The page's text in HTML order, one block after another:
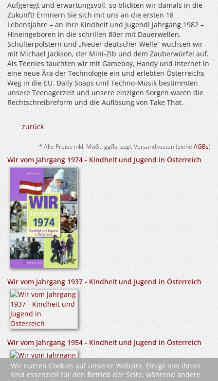
Aufgeregt und erwartungsvoll, so blickten wir damals in die
Zukunft! Erinnern Sie sich mit uns an die ersten 18
Lebensjahre – an Ihre Kindheit und Jugend! Jahrgang 1982 –
Hineingeboren in die schrillen 80er mit Dauerwellen,
Schulterpolstern und „Neuer deutscher Welle“ wuchsen wir
mit Michael Jackson, der Mini-Zib und dem Zauberwürfel auf.
Als Teenies tauchten wir mit Gameboy, Handy und Internet in
eine neue Ära der Technologie ein und erlebten Österreichs
Weg in die EU. Daily Soaps und Techno-Musik bestimmten
unsere Teenagerzeit und unsere einzigen Sorgen waren die
Rechtschreibreform und die Auflösung von Take That.
zurück
* Alle Preise inkl. MwSt. ggfls. zzgl. Versandkosten (siehe AGBs)
Wir vom Jahrgang 1974 - Kindheit und Jugend in Österreich
Wir vom Jahrgang 1937 - Kindheit und Jugend in Österreich
Wir vom Jahrgang 1954 - Kindheit und Jugend in Österreich
Wir nutzen Cookies auf unserer Website. Einige von ihnen
sind essenziell für den Betrieb der Seite, während andere